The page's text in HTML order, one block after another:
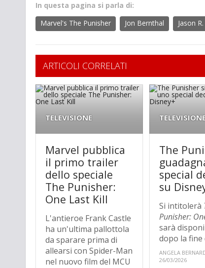
In questa pagina si parla di:
Marvel's The Punisher
Jon Bernthal Jason
ARTICOLI CORRELATI
TELEVISIONE
Marvel pubblica
il primo trailer
dello speciale
The Punisher:
One Last Kill
L'antieroe Frank Castle
ha un'ultima pallottola
da sparare prima di
allearsi con Spider-Man
nel nuovo film del MCU
The
special
su
Si intitolerà
Punisher:
sarà
dopo la fine
ANGELA
26/03/2026